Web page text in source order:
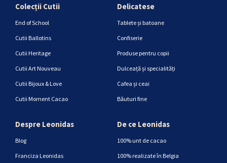
Colecții Cutii
End of School
Cutii Ballotins
Cutii Heritage
Cutii Art Nouveau
Cutii Bijoux & Love
Cutii Moment Cacao
Delicatese
Tablete și batoane
Confiserie
Produse pentru copii
Dulceață și specialități
Cafea și ceai
Băuturi fine
Despre Leonidas
Blog
Franciza Leonidas
De ce Leonidas
100% unt de cacao
100% realizate în Belgia